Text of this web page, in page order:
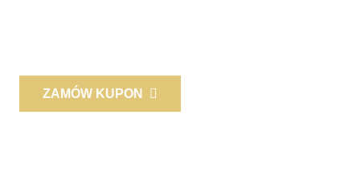
ZAMÓW KUPON